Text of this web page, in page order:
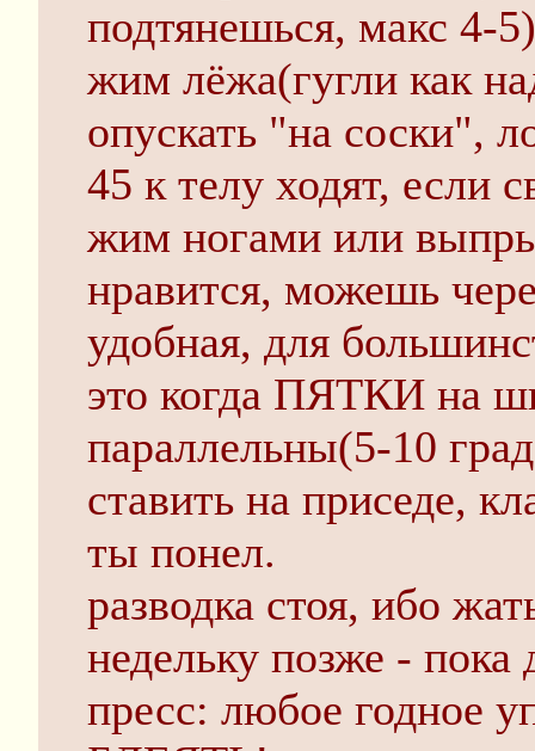
подтянешься, макс 4-5)
жим лёжа(гугли как
опускать "на соски",
45 к телу ходят, если
жим ногами или
нравится, можешь
удобная, для
это когда ПЯТКИ на
параллельны(5-10
ставить на приседе,
ты понел.
разводка стоя, ибо
недельку позже - пока
пресс: любое годное